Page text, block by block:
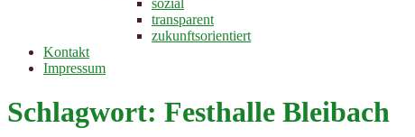
sozial
transparent
zukunftsorientiert
Kontakt
Impressum
Schlagwort: Festhalle Bleibach